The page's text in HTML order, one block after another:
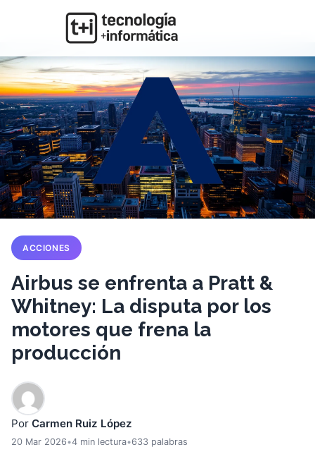
ACCIONES
Airbus se enfrenta a Pratt &
Whitney: La disputa por los
motores que frena la
producción
Por Carmen Ruiz López
20 Mar 2026•4 min lectura•633 palabras